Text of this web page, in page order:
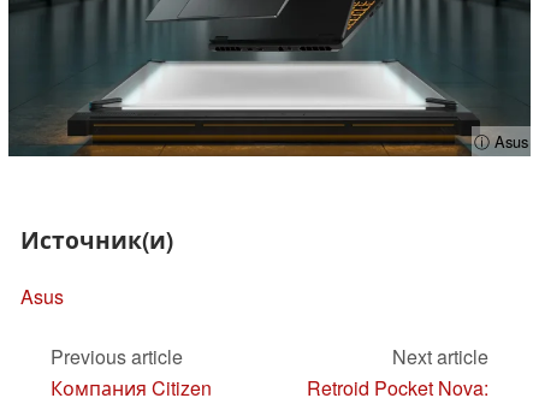
ⓘ Asus
Источник(и)
Asus
Previous article
Компания Citizen
Next article
Retroid Pocket Nova: